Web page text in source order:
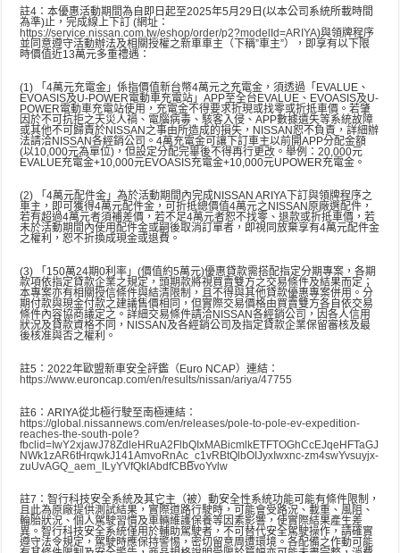
註4：本優惠活動期間為自即日起至2025年5月29日(以本公司系統所載時間
為準)止，完成線上下訂 (網址：
https://service.nissan.com.tw/eshop/order/p2?modelId=ARIYA)與領牌程序
並同意遵守活動辦法及相關授權之新車車主（下稱”車主”），即享有以下限
時價值近13萬元多重禮遇：
(1)
「4萬元充電金」係指價值新台幣4萬元之充電金，須透過「EVALUE、
EVOASIS及U-POWER電動車充電站」APP至全台EVALUE、EVOASIS及U-
POWER電動車充電站使用，充電金不得要求折現或找零或折抵車價。若肇
因於不可抗拒之天災人禍、電腦病毒、駭客入侵、APP數據遺失等系統故障
或其他不可歸責於NISSAN之事由所造成的損失，NISSAN恕不負責，詳細辦
法請洽NISSAN各經銷公司。4萬充電金可讓下訂車主以前開APP分配金額
(以10,000元為單位)，但設定分配完畢後不得再行更改。舉例：20,000元
EVALUE充電金+10,000元EVOASIS充電金+10,000元UPOWER充電金。
(2)
「4萬元配件金」為於活動期間內完成NISSAN ARIYA下訂與領牌程序之
車主，即可獲得4萬元配件金，可折抵總價值4萬元之NISSAN原廠選配件，
若有超過4萬元者須補差價，若不足4萬元者恕不找零、退款或折抵車價，若
未於活動期間內使用配件金或嗣後取消訂單者，即視同放棄享有4萬元配件金
之權利，恕不折換成現金或退費。
(3)
「150萬24期0利率」(價值約5萬元)優惠貸款需搭配指定分期專案，各期
款項依指定貸款企業之規定，頭期款將視買賣雙方之交易條件及結果而定；
本專案亦有相關授信條件與結清限制，且不得與其他貸款優惠專案併用。分
期付款與現金付款之建議售價相同，但實際交易價格由買賣雙方各自依交易
條件內容協商議定之。詳細交易條件請洽NISSAN各經銷公司，因各人信用
狀況及貸款資格不同，NISSAN及各經銷公司及指定貸款企業保留審核及最
後核准與否之權利。
註5：2022年歐盟新車安全評鑑（Euro NCAP）連結：
https://www.euroncap.com/en/results/nissan/ariya/47755
註6：ARIYA從北極行駛至南極連結：
https://global.nissannews.com/en/releases/pole-to-pole-ev-expedition-
reaches-the-south-pole?
fbclid=IwY2xjawJ78ZdleHRuA2FlbQIxMABicmlkETFTOGhCcEJqeHFTaGJ
NWk1zAR6tHrqwkJ141AmvoRnAc_c1vRBtQlbOIJyxIwxnc-zm4swYvsuyjx-
zuUvAGQ_aem_lLyYVfQkIAbdfCBBvoYvlw
註7：智行科技安全系統及其它主（被）動安全性系統功能可能有條件限制，
且此為原廠提供測試結果，實際道路行駛時，可能會受路況、載重、風阻、
輪胎狀況、個人駕駛習慣及車輛維護保養等因素影響，使實際結果產生差
異。智行科技安全系統僅用於輔助駕駛者，不可替代安全駕駛操作，請確實
遵守法令規定，駕駛時應保持警惕，密切留意周遭環境。各配備之作動可能